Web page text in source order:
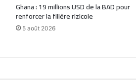
Ghana : 19 millions USD de la BAD pour
renforcer la filière rizicole
5 août 2026